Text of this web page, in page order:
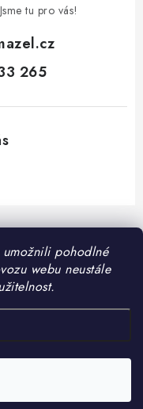
pohodlné
webu neustále
tu pro vás!
265
práva vyhrazena.